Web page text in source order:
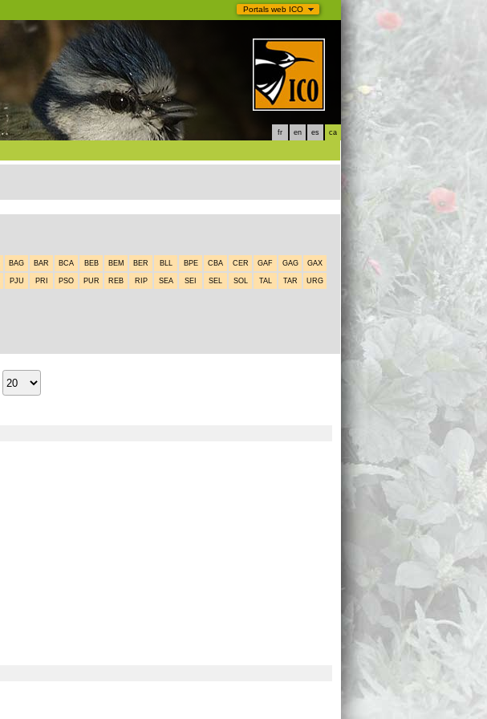
Portals web ICO
fr en es ca
BAG BAR BCA BEB BEM BER BLL BPE CBA CER GAF GAG GAX
PJU PRI PSO PUR REB RIP SEA SEI SEL SOL TAL TAR URG